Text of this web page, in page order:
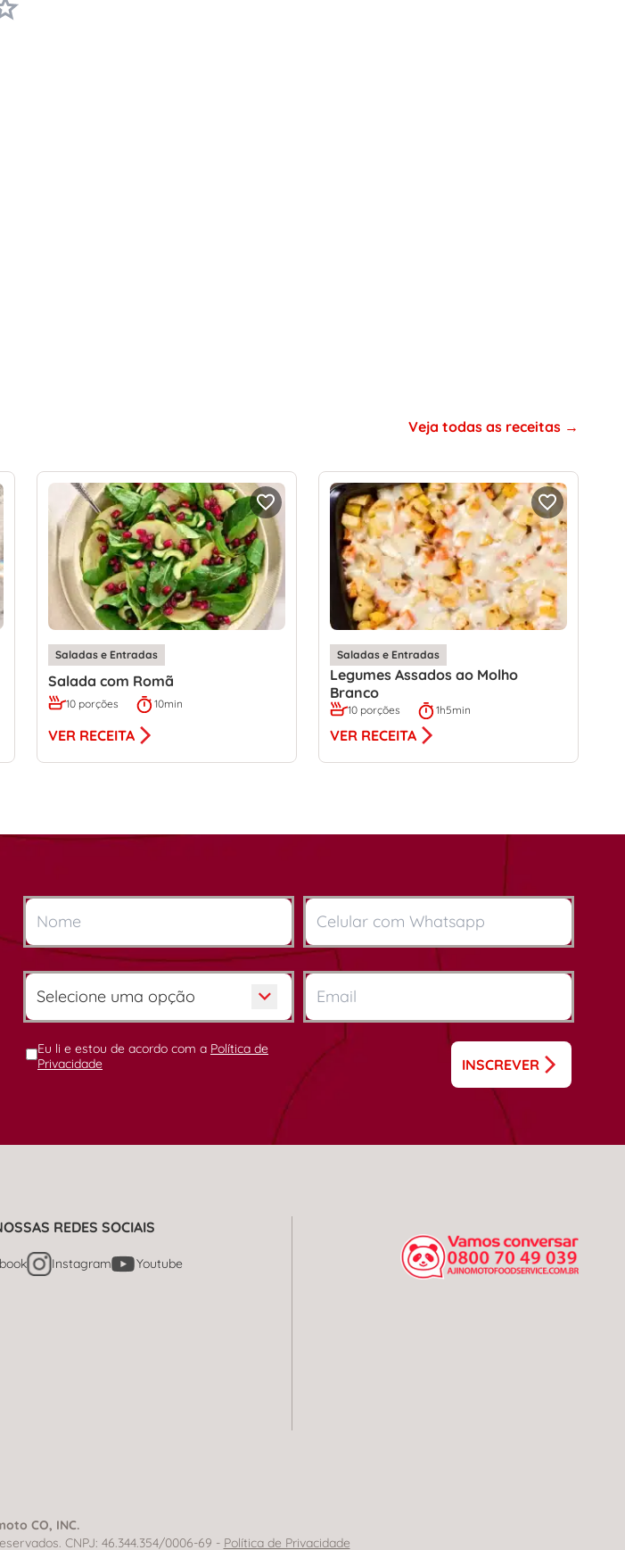
Veja todas as receitas
Saladas e Entradas
Salada com Romã
10 porções 10min
VER RECEITA
Saladas e Entradas
Legumes Assados ao Molho
Branco
10 porções 1h5min
VER RECEITA
Eu li e estou de acordo com a Política de
Privacidade
INSCREVER
REDES SOCIAIS
Instagram Youtube
CO, INC.
CNPJ: 46.344.354/0006-69 - Política de Privacidade